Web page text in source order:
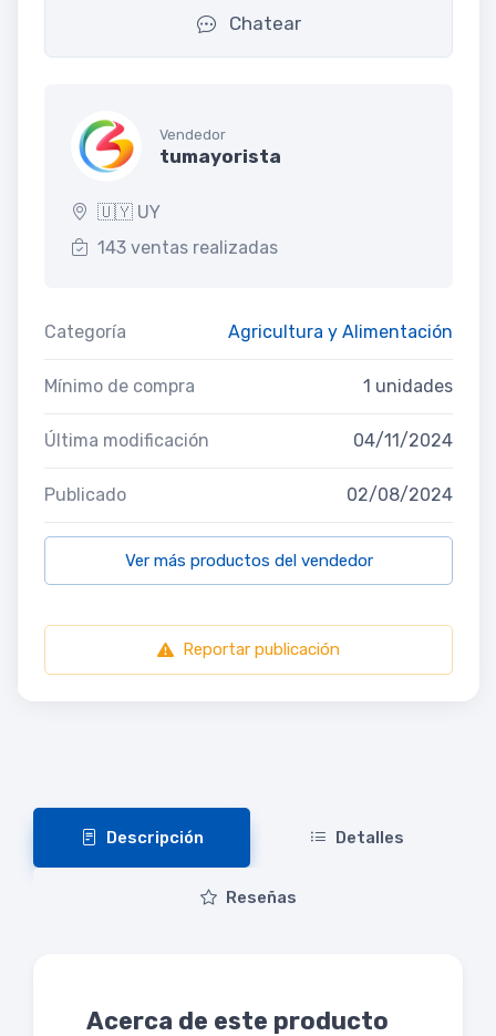
Chatear
Vendedor
tumayorista
🇺🇾 UY
143 ventas realizadas
Categoría Agricultura y Alimentación
Mínimo de compra 1 unidades
Última modificación 04/11/2024
Publicado 02/08/2024
Ver más productos del vendedor
Reportar publicación
Descripción Detalles
Reseñas
Acerca de este producto